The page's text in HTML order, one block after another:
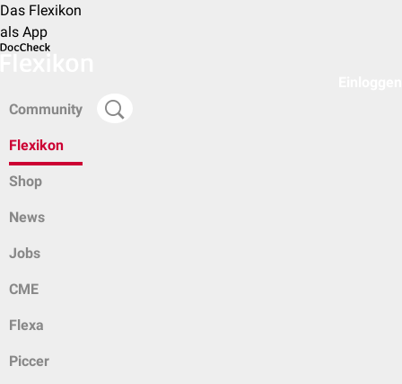
Das Flexikon
als App
Community
Flexikon
Shop
News
Jobs
CME
Flexa
Piccer